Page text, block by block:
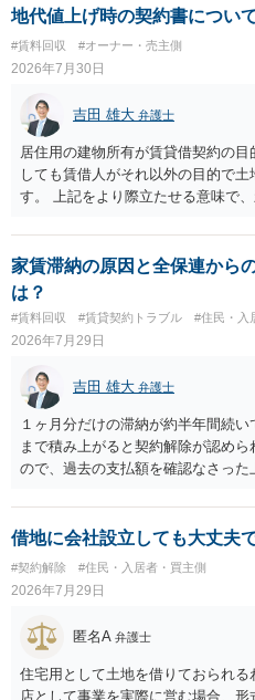
も、建物を賃貸人に一日も早く明
するのが良いと思います。またそ
あるお知り合いさんにとっても、自
められるため望ましいやり方だとい
地代値上げ時の契約書につい
#賃料回収 #オーナー・売主側
2026年7月30日
吉田 雄大 弁護士
居住用の建物所有が賃貸借契約の
しても賃借人がそれ以外の目的で
す。 上記をより際立たせる意味で
交渉である以上賃借人が拒んだ場
良い方法と思います。
家賃滞納の原因と全保連から
は？
#賃料回収 #賃貸契約トラブル #住民・入
2026年7月29日
吉田 雄大 弁護士
１ヶ月分だけの滞納が約半年間続
まで積み上がると契約解除が認め
ので、過去の支払額を確認なさっ
た理由は気になるところですが、
います。
借地に会社設立しても大丈夫
#契約解除 #住民・入居者・買主側
2026年7月29日
匿名A 弁護士
住宅用として土地を借りておられ
店として事業を実際に営む場合、形